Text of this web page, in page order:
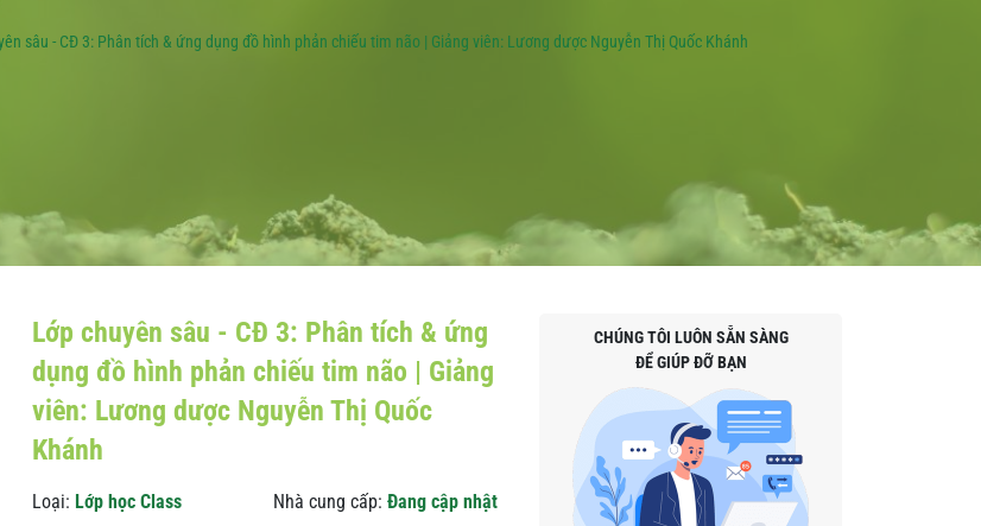
sâu - CĐ 3: Phân tích & ứng dụng đồ hình phản chiếu tim não | Giảng viên: Lương dược Nguyễn Thị Quốc Khánh
Lớp chuyên sâu - CĐ 3: Phân tích & ứng
dụng đồ hình phản chiếu tim não | Giảng
viên: Lương dược Nguyễn Thị Quốc
Khánh
Loại: Lớp học Class Nhà cung cấp: Đang cập nhật
CHÚNG TÔI LUÔN SẴN SÀNG
ĐỂ GIÚP ĐỠ BẠN